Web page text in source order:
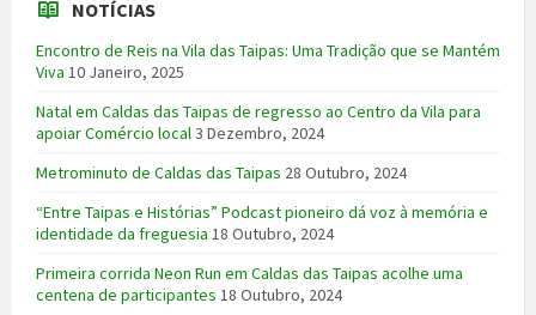
NOTÍCIAS
Encontro de Reis na Vila das Taipas: Uma Tradição que se Mantém
Viva 10 Janeiro, 2025
Natal em Caldas das Taipas de regresso ao Centro da Vila para
apoiar Comércio local3 Dezembro, 2024
Metrominuto de Caldas das Taipas 28 Outubro, 2024
“Entre Taipas e Histórias” Podcast pioneiro dá voz à memória e
identidade da freguesia 18 Outubro, 2024
Primeira corrida Neon Run em Caldas das Taipas acolhe uma
centena de participantes 18 Outubro, 2024